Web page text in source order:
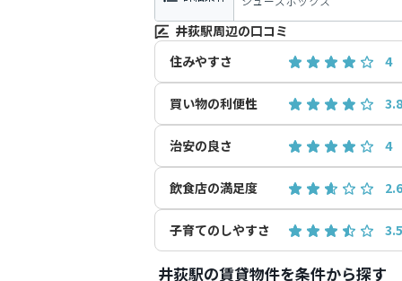
井荻駅周辺の口コミ
住みやすさ
4
買い物の利便性 3.8
治安の良さ 4
飲食店の満足度 2.6
子育てのしやすさ 3.5
井荻駅の賃貸物件を条件から探す